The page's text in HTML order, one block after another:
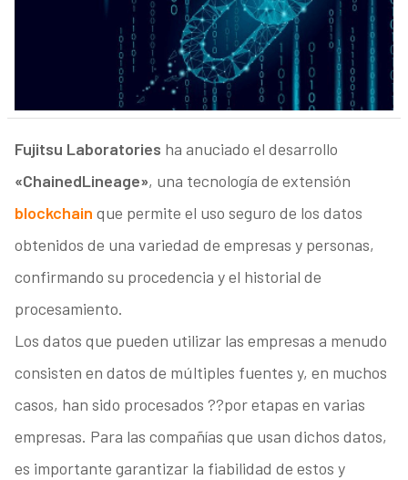
Fujitsu Laboratories ha anuciado el desarrollo
«ChainedLineage», una tecnología de extensión
blockchain que permite el uso seguro de los datos
obtenidos de una variedad de empresas y personas,
confirmando su procedencia y el historial de
procesamiento.
Los datos que pueden utilizar las empresas a menudo
consisten en datos de múltiples fuentes y, en muchos
casos, han sido procesados ??por etapas en varias
empresas. Para las compañías que usan dichos datos,
es importante garantizar la fiabilidad de estos y